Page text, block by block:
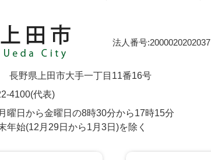
法人番号:2000020202037
長野県上田市大手一丁目11番16号
4100(代表)
曜日から金曜日の8時30分から17時15分
年始(12月29日から1月3日)を除く